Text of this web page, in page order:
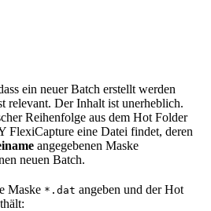
ein neuer Batch erstellt werden
relevant. Der Inhalt ist unerheblich.
Reihenfolge aus dem Hot Folder
eine Datei findet, deren
angegebenen Maske
neuen Batch.
Maske *.dat angeben und der Hot